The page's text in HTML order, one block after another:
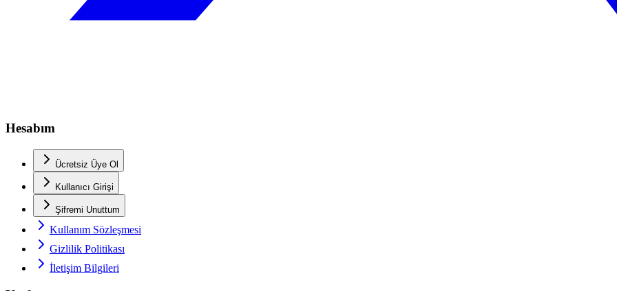
Hesabım
Ücretsiz Üye Ol
Kullanıcı Girişi
Şifremi Unuttum
Kullanım Sözleşmesi
Gizlilik Politikası
İletişim Bilgileri